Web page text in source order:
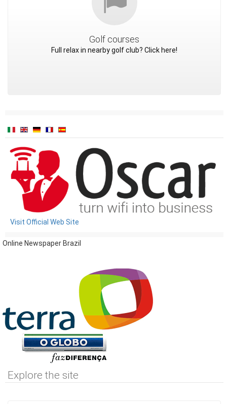
Golf courses
Full relax in nearby golf club? Click here!
Visit Official Web Site
Online Newspaper Brazil
Explore the site